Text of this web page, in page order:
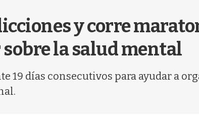
y corre
la salud mental
19 días consecutivos para ayudar a